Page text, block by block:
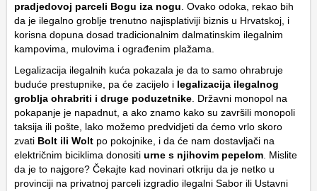
pradjedovoj parceli Bogu iza nogu . Ovako odoka, rekao bih
da je ilegalno groblje trenutno najisplativiji biznis u Hrvatskoj, i
korisna dopuna dosad tradicionalnim dalmatinskim ilegalnim
kampovima, mulovima i ograđenim plažama.
Legalizacija ilegalnih kuća pokazala je da to samo ohrabruje
buduće prestupnike, pa će zacijelo i legalizacija ilegalnog
groblja ohrabriti i druge poduzetnike . Državni monopol na
pokapanje je napadnut, a ako znamo kako su završili monopoli
taksija ili pošte, lako možemo predvidjeti da ćemo vrlo skoro
zvati Bolt ili Wolt po pokojnike, i da će nam dostavljači na
električnim biciklima donositi urne s njihovim pepelom . Mislite
da je to najgore? Čekajte kad novinari otkriju da je netko u
provinciji na privatnoj parceli izgradio ilegalni Sabor ili Ustavni